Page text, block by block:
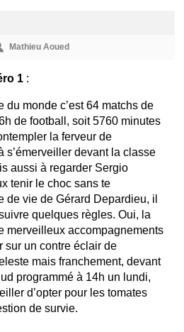
Mathieu Aoued
1 :
du monde c’est 64 matchs de
de football, soit 5760 minutes
la ferveur de
s’émerveiller devant la classe
aussi à regarder Sergio
tenir le choc sans te
de vie de Gérard Depardieu, il
quelques règles. Oui, la
merveilleux accompagnements
sur un contre éclair de
mais franchement, devant
programmé à 14h un lundi,
d’opter pour les tomates
de survie.